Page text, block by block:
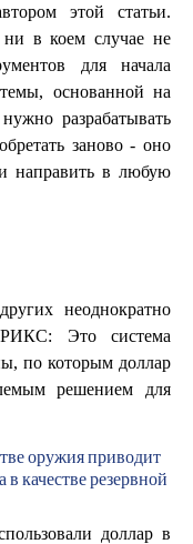
этой статьи.
в коем случае не
для начала
основанной на
разрабатывать
заново - оно
направить в любую
неоднократно
Это система
по которым доллар
решением для
оружия приводит
качестве резервной
доллар в